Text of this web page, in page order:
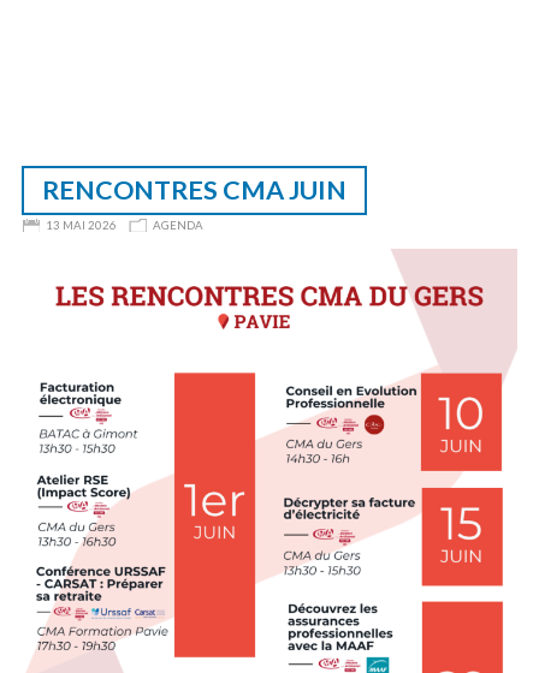
RENCONTRES CMA JUIN
13 MAI 2026 AGENDA